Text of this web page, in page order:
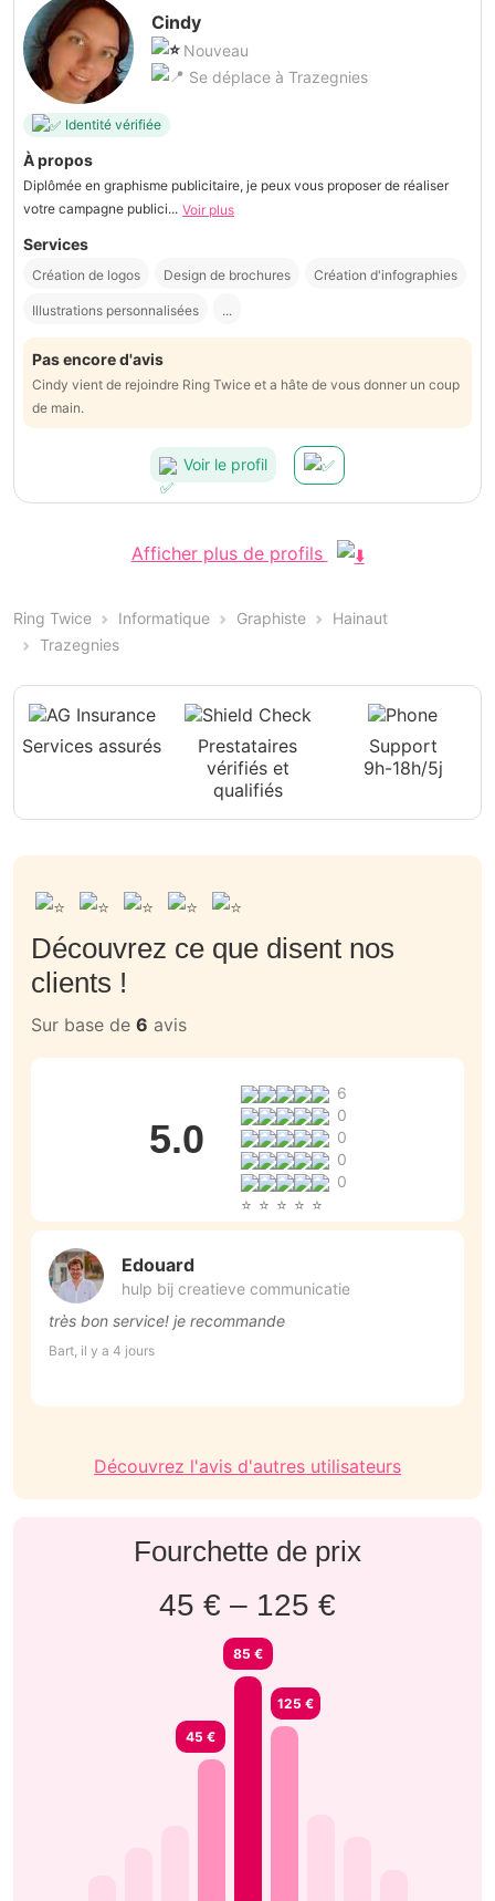
Cindy
Nouveau
Se déplace à Trazegnies
Identité vérifiée
À propos
Diplômée en graphisme publicitaire, je peux vous proposer de réaliser
votre campagne publici... Voir plus
Services
Création de logos Design de brochures Création d'infographies
Illustrations personnalisées ...
Pas encore d'avis
Cindy vient de rejoindre Ring Twice et a hâte de vous donner un coup
de main.
Voir le profil
Afficher plus de profils
Ring Twice Informatique Graphiste
Hainaut
Trazegnies
Services assurés
Prestataires
vérifiés et
qualifiés
Support
9h-18h/5j
Découvrez ce que disent nos
clients !
Sur base de 6 avis
5.0
6
0
0
0
0
Edouard
hulp bij creatieve communicatie
très bon service! je recommande
Bart, il y a 4 jours
Découvrez l'avis d'autres utilisateurs
Fourchette de prix
45 € – 125 €
45 €
85 €
125 €